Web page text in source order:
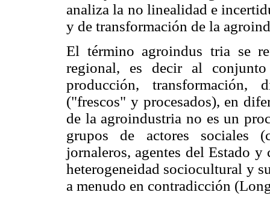
analiza la no linealidad e
y de transformación de la
El término agroindus tria se
regional, es decir al
producción,
("frescos" y procesados), en
de la agroindustria no es un
grupos de actores sociales
jornaleros, agentes del Estado y
heterogeneidad sociocultural y
a menudo en contradicción